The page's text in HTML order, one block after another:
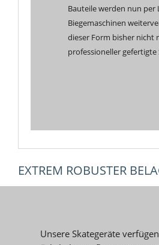
Bauteile werden nun per
Biegemaschinen
dieser Form bisher nicht
professioneller gefertigte
EXTREM ROBUSTER
Unsere Skategeräte